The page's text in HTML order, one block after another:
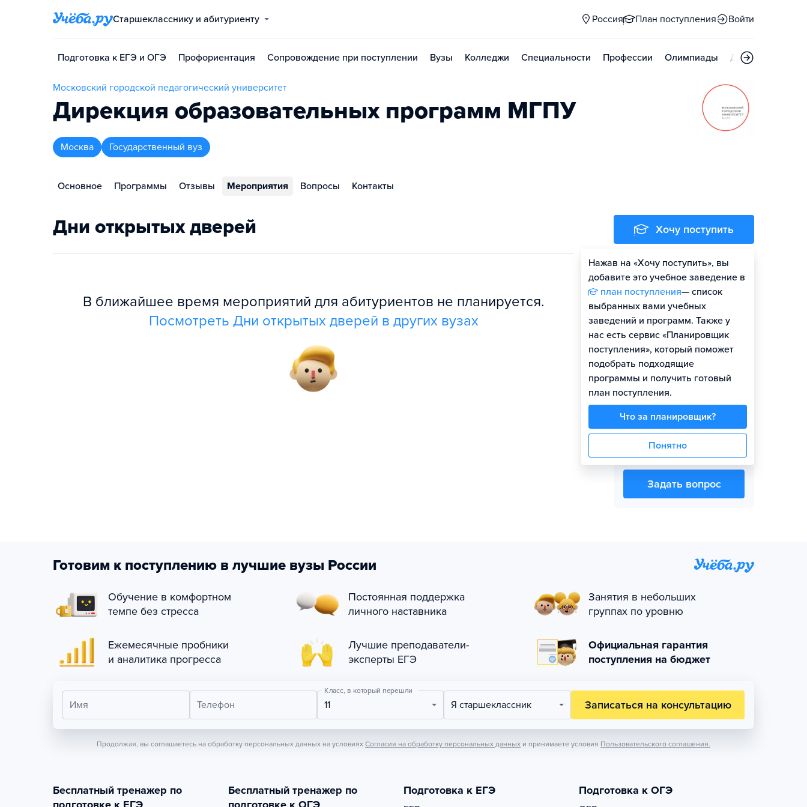
Старшекласснику и абитуриенту Россия План поступления Войти
Подготовка к ЕГЭ и ОГЭ Профориентация Сопровождение при поступлении Вузы Колледжи Специальности Профессии Олимпиады Дни открытых
Московский городской педагогический университет
Дирекция образовательных программ МГПУ
Москва Государственный вуз
Основное Программы Отзывы Мероприятия Вопросы Контакты
Дни открытых дверей
В ближайшее время мероприятий для абитуриентов не планируется.
Посмотреть Дни открытых дверей в других вузах
Хочу поступить
Нажав на «Хочу поступить», вы
добавите это учебное заведение в
план поступления— список
выбранных вами учебных
заведений и программ. Также у
нас есть сервис «Планировщик
поступления», который поможет
подобрать подходящие
программы и получить готовый
план поступления.
Что за планировщик?
Понятно
Оценить шансы
Представитель вуза
Екатерина
Александровна
Гуренко
Задать вопрос
Готовим к поступлению в лучшие вузы России
Обучение в комфортном
темпе без стресса
Постоянная поддержка
личного наставника
Занятия в небольших
группах по уровню
Ежемесячные пробники
и аналитика прогресса
Лучшие преподаватели-
эксперты ЕГЭ
Официальная гарантия
поступления на бюджет
Имя Телефон
Класс, в который перешли
11 Я старшеклассник Записаться на консультацию
Продолжая, вы соглашаетесь на обработку персональных данных на условиях Согласия на обработку персональных данных и принимаете условия Пользовательского соглашения.
Бесплатный тренажер по
Бесплатный тренажер по
Подготовка к ЕГЭ Подготовка к ОГЭ